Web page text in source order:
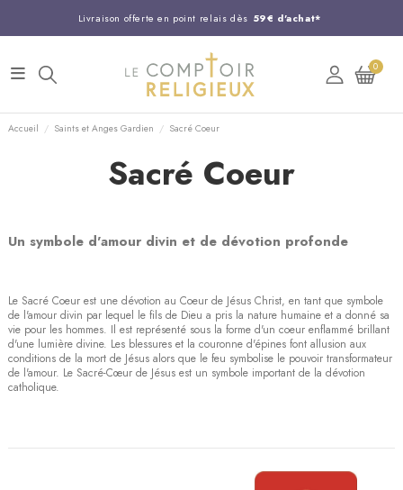
Livraison offerte en point relais dès 59€ d'achat*
Entreprise Française familiale
Support client disponible au 03 20 24 74 15
Commandez avant 14H, expédition le jour même !
0
Accueil Saints et Anges Gardien Sacré Coeur
Sacré Coeur
Un symbole d'amour divin et de dévotion profonde
Le Sacré Coeur est une dévotion au Coeur de Jésus Christ, en tant que symbole
de l'amour divin par lequel le fils de Dieu a pris la nature humaine et a donné sa
vie pour les hommes. Il est représenté sous la forme d'un coeur enflammé brillant
d'une lumière divine. Les blessures et la couronne d'épines font allusion aux
conditions de la mort de Jésus alors que le feu symbolise le pouvoir transformateur
de l'amour. Le Sacré-Cœur de Jésus est un symbole important de la dévotion
catholique.